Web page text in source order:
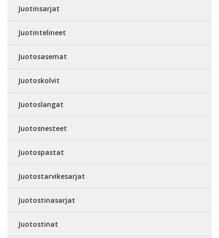
Juotinsarjat
Juotintelineet
Juotosasemat
Juotoskolvit
Juotoslangat
Juotosnesteet
Juotospastat
Juotostarvikesarjat
Juotostinasarjat
Juotostinat